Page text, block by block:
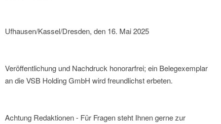
Ufhausen/Kassel/Dresden, den 16. Mai 2025
Veröffentlichung und Nachdruck honorarfrei; ein Belegexemplar
an die VSB Holding GmbH wird freundlichst erbeten.
Achtung Redaktionen - Für Fragen steht Ihnen gerne zur